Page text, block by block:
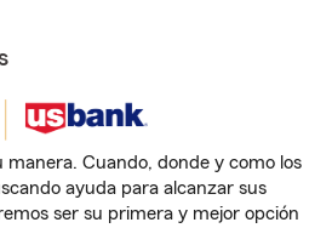
manera. Cuando, donde y como los
ayuda para alcanzar sus
ser su primera y mejor opción